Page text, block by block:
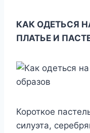
КАК ОДЕТЬСЯ
ПЛАТЬЕ И
Короткое
силуэта,